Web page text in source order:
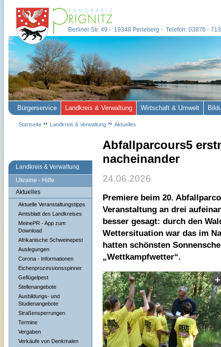
Landkreis & Verwaltung
Ukraine - Hilfe
Aktuelles
Aktuelle Veranstaltungstipps
Amtsblatt des Landkreises
MeinePR - App zum
Download
Afrikanische Schweinepest
Auslegungen
Corona - Informationen
Eichenprozessionsspinner
Geflügelpest
Stellenangebote
Ausbildungs- und
Studienangebote
Straßensperrungen
Termine
Vergaben
Verkäufe von Denkmalen
Abfallparcours5
nacheinander
24.06.2026
Premiere beim 20.
Veranstaltung an drei
besser gesagt: durch den
Wettersituation war das im
hatten schönsten
„Wettkampfwetter“.
Berliner Str. 49 - 19348 Perleberg - Telefon: 03876 -
Bürgerservice Landkreis & Verwaltung Wirtschaft & Umwelt
Startseite Landkreis & Verwaltung Aktuelles